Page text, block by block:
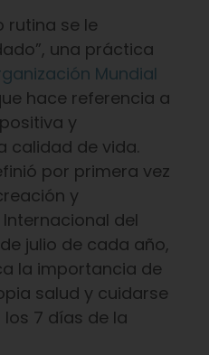
rutina se le
una práctica
Mundial
hace referencia a
y
calidad de vida.
por primera vez
y
del
julio de cada año,
la importancia de
salud y cuidarse
7 días de la